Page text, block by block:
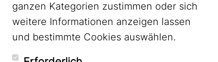
LinkedIn
YouTube
ganzen Kategorien zustimmen oder sich
weitere Informationen anzeigen lassen
und bestimmte Cookies auswählen.